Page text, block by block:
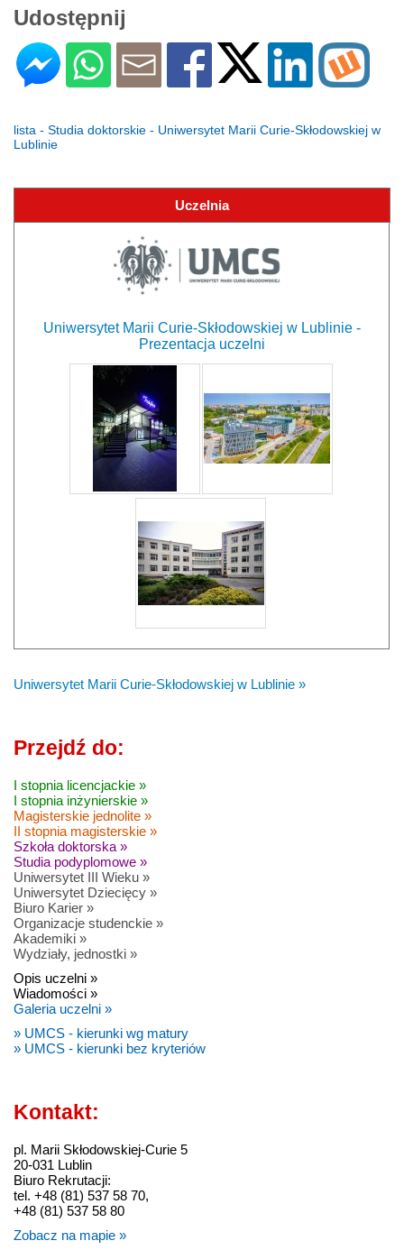
Udostępnij
lista - Studia doktorskie - Uniwersytet Marii Curie-Skłodowskiej w
Lublinie
Uczelnia
Uniwersytet Marii Curie-Skłodowskiej w Lublinie -
Prezentacja uczelni
Uniwersytet Marii Curie-Skłodowskiej w Lublinie »
Przejdź do:
I stopnia licencjackie »
I stopnia inżynierskie »
Magisterskie jednolite »
II stopnia magisterskie »
Szkoła doktorska »
Studia podyplomowe »
Uniwersytet III Wieku »
Uniwersytet Dziecięcy »
Biuro Karier »
Organizacje studenckie »
Akademiki »
Wydziały, jednostki »
Opis uczelni »
Wiadomości »
Galeria uczelni »
» UMCS - kierunki wg matury
» UMCS - kierunki bez kryteriów
Kontakt:
pl. Marii Skłodowskiej-Curie 5
20-031 Lublin
Biuro Rekrutacji:
tel. +48 (81) 537 58 70,
+48 (81) 537 58 80
Zobacz na mapie »